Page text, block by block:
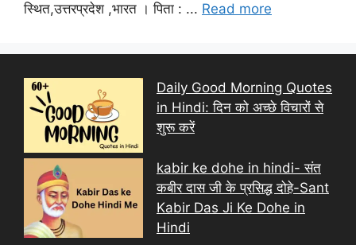
स्थित,उत्तरप्रदेश ,भारत । पिता : ... Read more
Daily Good Morning Quotes
in Hindi: दिन को अच्छे विचारों से
शुरू करें
kabir ke dohe in hindi- संत
कबीर दास जी के प्रसिद्ध दोहे-Sant
Kabir Das Ji Ke Dohe in
Hindi